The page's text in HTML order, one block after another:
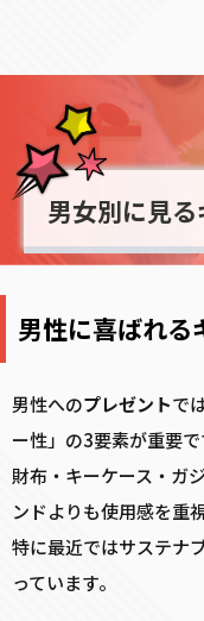
男女別に見
男性に喜ばれる
男性へのプレゼントで
ー性」の3要素が重要で
財布・キーケース・ガ
ンドよりも使用感を重
特に最近ではサステナ
っています。